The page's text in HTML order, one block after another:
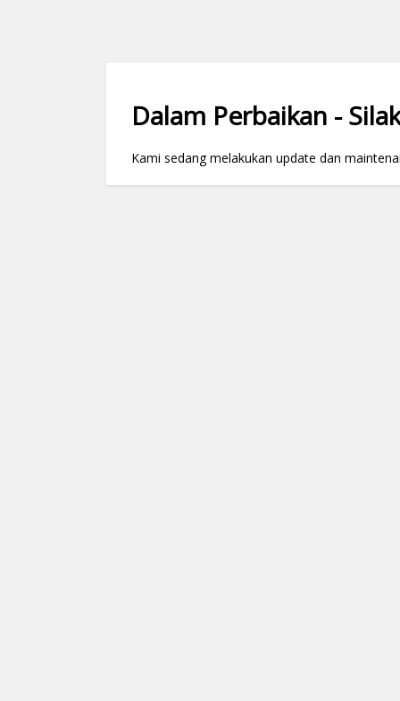
Dalam Perbaikan -
Kami sedang melakukan update dan